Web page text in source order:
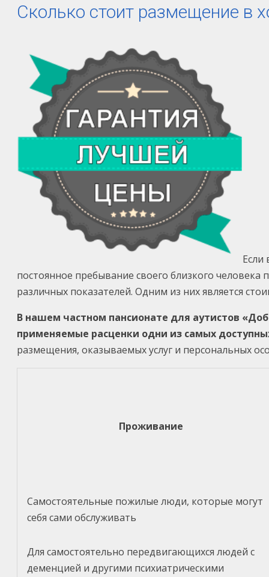
Сколько стоит размещение в
Если
постоянное пребывание своего близкого
различных показателей. Одним из них является
В нашем частном пансионате для аутистов
применяемые расценки одни из самых
размещения, оказываемых услуг и персональных
Проживание
Самостоятельные пожилые люди, которые могут
себя сами обслуживать
Для самостоятельно передвигающихся людей с
деменцией и другими психиатрическими